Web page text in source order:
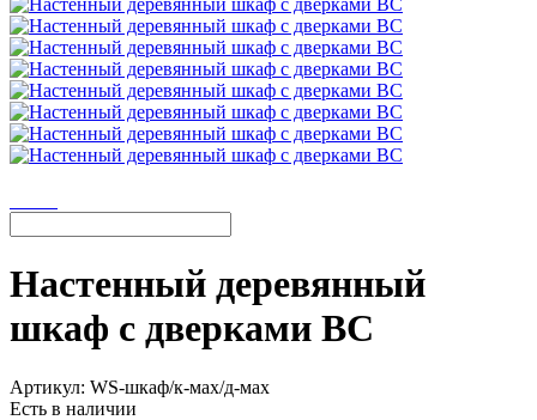
Настенный деревянный
шкаф с дверками ВС
Артикул: WS-шкаф/к-мах/д-мах
Есть в наличии